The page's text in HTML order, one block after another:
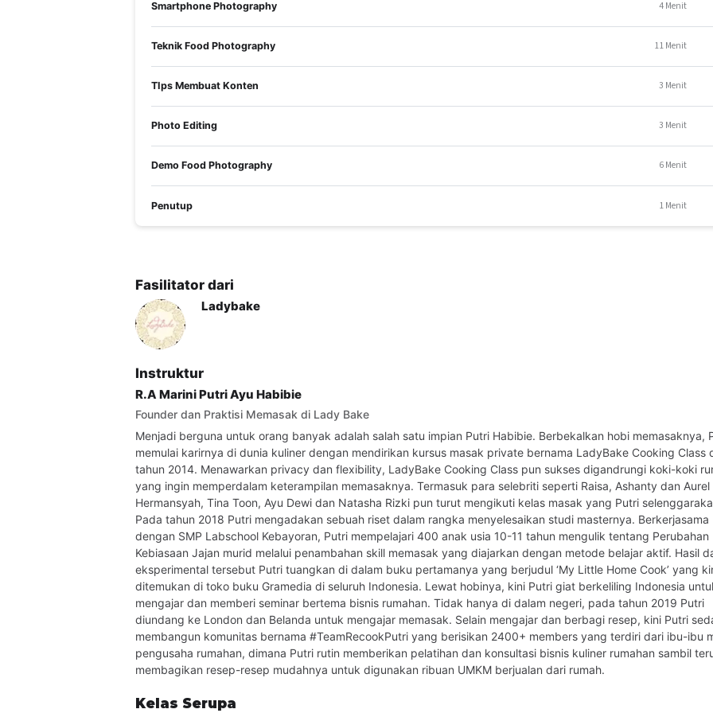
Setiap Sabtu, Jam 09:00 - 10.00 bersama Putri Habibie
KELOMPOK SASARAN PELATIHAN
membutuhkan pengetahuan untuk membangun konten digital dalam memasarkan bisnisnya, sehingga siswa
nantinya memliki pemahaman dan pandangan mengenai kegiatan pemasaran dan promosi di social media.
Smartphone Photography 4 Menit
Teknik Food Photography 11 Menit
TIps Membuat Konten 3 Menit
Photo Editing 3 Menit
Demo Food Photography 6 Menit
Penutup 1 Menit
Fasilitator dari
Ladybake
Instruktur
R.A Marini Putri Ayu Habibie
Founder dan Praktisi Memasak di Lady Bake
Menjadi berguna untuk orang banyak adalah salah satu impian Putri Habibie. Berbekalkan hobi memasaknya,
memulai karirnya di dunia kuliner dengan mendirikan kursus masak private bernama LadyBake Cooking Class
tahun 2014. Menawarkan privacy dan flexibility, LadyBake Cooking Class pun sukses digandrungi koki-koki
yang ingin memperdalam keterampilan memasaknya. Termasuk para selebriti seperti Raisa, Ashanty dan Aurel
Hermansyah, Tina Toon, Ayu Dewi dan Natasha Rizki pun turut mengikuti kelas masak yang Putri
Pada tahun 2018 Putri mengadakan sebuah riset dalam rangka menyelesaikan studi masternya. Berkerjasama
dengan SMP Labschool Kebayoran, Putri mempelajari 400 anak usia 10-11 tahun mengulik tentang Perubahan
Kebiasaan Jajan murid melalui penambahan skill memasak yang diajarkan dengan metode belajar aktif. Hasil
eksperimental tersebut Putri tuangkan di dalam buku pertamanya yang berjudul ‘My Little Home Cook’ yang
ditemukan di toko buku Gramedia di seluruh Indonesia. Lewat hobinya, kini Putri giat berkeliling Indonesia
mengajar dan memberi seminar bertema bisnis rumahan. Tidak hanya di dalam negeri, pada tahun 2019 Putri
diundang ke London dan Belanda untuk mengajar memasak. Selain mengajar dan berbagi resep, kini Putri
membangun komunitas bernama #TeamRecookPutri yang berisikan 2400+ members yang terdiri dari ibu-ibu
pengusaha rumahan, dimana Putri rutin memberikan pelatihan dan konsultasi bisnis kuliner rumahan sambil
membagikan resep-resep mudahnya untuk digunakan ribuan UMKM berjualan dari rumah.
Kelas Serupa